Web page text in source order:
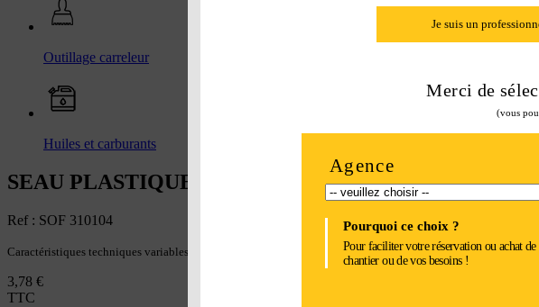
Je suis un
Merci de
(vous
Agence
Pourquoi ce choix ?
Pour faciliter votre réservation ou achat
chantier ou de vos besoins !
Outillage carreleur
Huiles et carburants
SEAU PLASTIQUE NOIR 11L AVEC OEILLETS
Ref : SOF 310104
Caractéristiques techniques variables selon le modèle
3,78 €
TTC